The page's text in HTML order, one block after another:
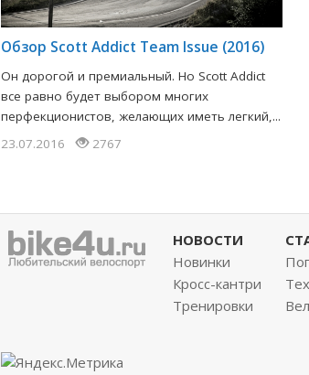
Обзор Scott Addict Team Issue (2016)
Он дорогой и премиальный. Но Scott Addict
все равно будет выбором многих
перфекционистов, желающих иметь легкий,...
23.07.2016
2767
НОВОСТИ
Новинки
Кросс-кантри
Тренировки